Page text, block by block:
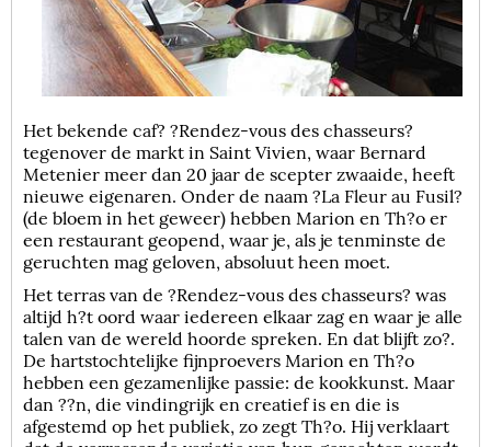
Het bekende caf? ?Rendez-vous des chasseurs?
tegenover de markt in Saint Vivien, waar Bernard
Metenier meer dan 20 jaar de scepter zwaaide, heeft
nieuwe eigenaren. Onder de naam ?La Fleur au Fusil?
(de bloem in het geweer) hebben Marion en Th?o er
een restaurant geopend, waar je, als je tenminste de
geruchten mag geloven, absoluut heen moet.
Het terras van de ?Rendez-vous des chasseurs? was
altijd h?t oord waar iedereen elkaar zag en waar je alle
talen van de wereld hoorde spreken. En dat blijft zo?.
De hartstochtelijke fijnproevers Marion en Th?o
hebben een gezamenlijke passie: de kookkunst. Maar
dan ??n, die vindingrijk en creatief is en die is
afgestemd op het publiek, zo zegt Th?o. Hij verklaart